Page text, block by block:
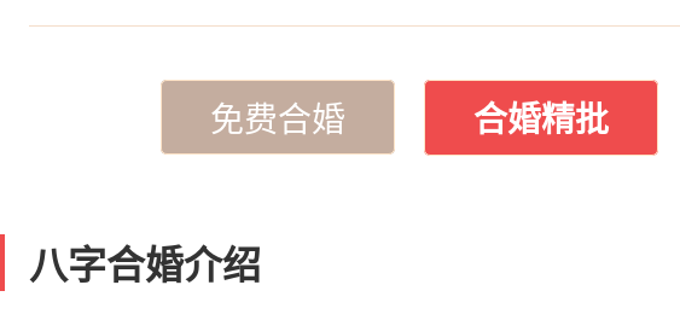
免费合婚 合婚精批
八字合婚介绍